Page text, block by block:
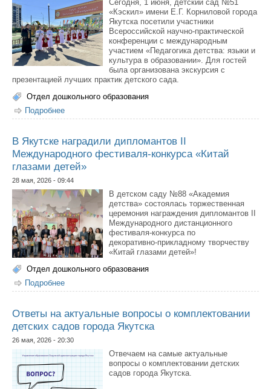
Сегодня, 1 июня, детский сад №51
«Кэскил» имени Е.Г. Корниловой города
Якутска посетили участники
Всероссийской научно-практической
конференции с международным
участием «Педагогика детства: языки и
культура в образовании». Для гостей
была организована экскурсия с
презентацией лучших практик детского сада.
Отдел дошкольного образования
Подробнее
практики гостям всероссийской конференции
В Якутске наградили дипломантов II
Международного фестиваля-конкурса «Китай
глазами детей»
28 мая, 2026 - 09:44
В детском саду №88 «Академия
детства» состоялась торжественная
церемония награждения дипломантов II
Международного дистанционного
фестиваля‑конкурса по
декоративно‑прикладному творчеству
«Китай глазами детей»!
Отдел дошкольного образования
Подробнее
Международного фестиваля-конкурса «Китай глазами
Ответы на актуальные вопросы о комплектовании
детских садов города Якутска
26 мая, 2026 - 20:30
Отвечаем на самые актуальные
вопросы о комплектовании детских
садов города Якутска.